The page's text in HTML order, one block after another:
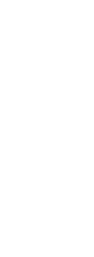
und der beinahe
Voraussetzungen
Unser Spot auf
Wasserratten, die
Griechenland
Meltemi im Sommer
Wavespot schön
Lagune dagegen
herrliche
Wegen der Nähe
viertgrößten Insel
RHODOS